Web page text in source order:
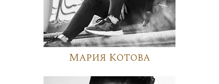
Мария Котова